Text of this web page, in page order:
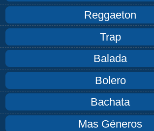
Reggaeton
Trap
Balada
Bolero
Bachata
Mas Géneros